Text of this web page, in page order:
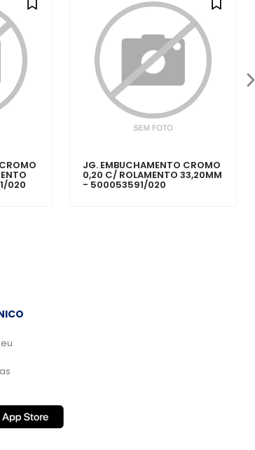
020
JG. EMBUCHAMENTO CROMO
0,20 C/ ROLAMENTO 33,20MM
- 500053591/020